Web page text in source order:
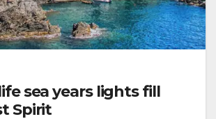
sea years lights fill
Spirit